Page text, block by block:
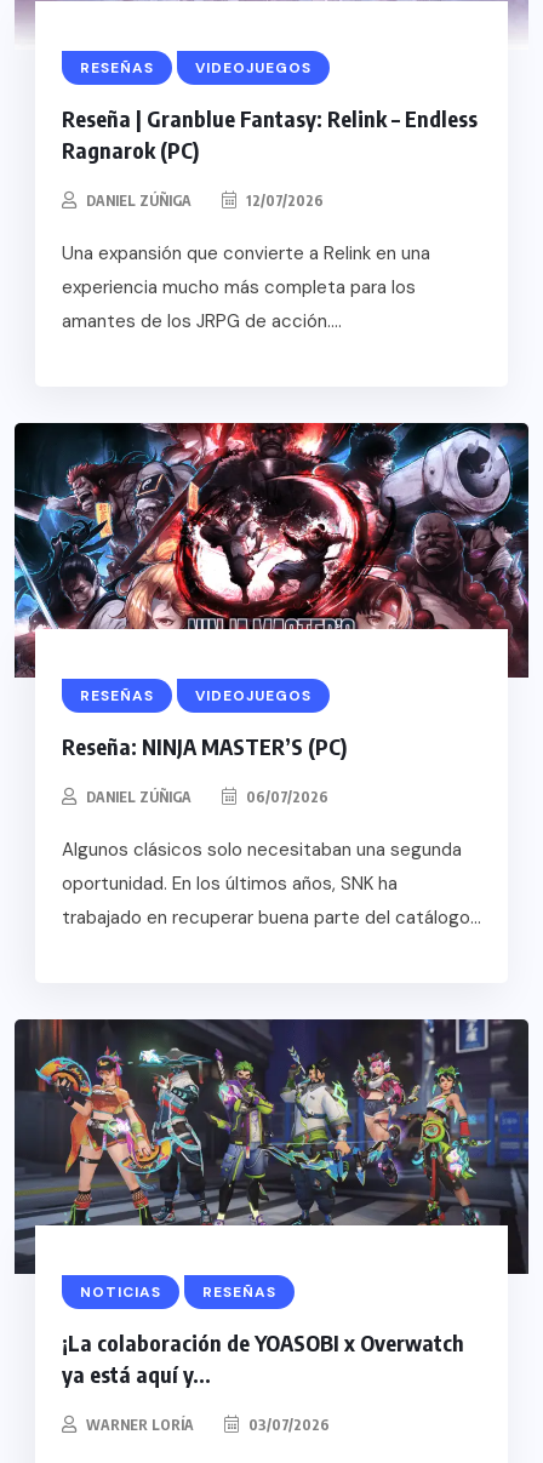
RESEÑAS VIDEOJUEGOS
Reseña | Granblue Fantasy: Relink – Endless
Ragnarok (PC)
DANIEL ZÚÑIGA 12/07/2026
Una expansión que convierte a Relink en una
experiencia mucho más completa para los
amantes de los JRPG de acción....
RESEÑAS VIDEOJUEGOS
Reseña: NINJA MASTER’S (PC)
DANIEL ZÚÑIGA 06/07/2026
Algunos clásicos solo necesitaban una segunda
oportunidad. En los últimos años, SNK ha
trabajado en recuperar buena parte del catálogo...
NOTICIAS RESEÑAS
¡La colaboración de YOASOBI x Overwatch
ya está aquí y...
WARNER LORÍA 03/07/2026